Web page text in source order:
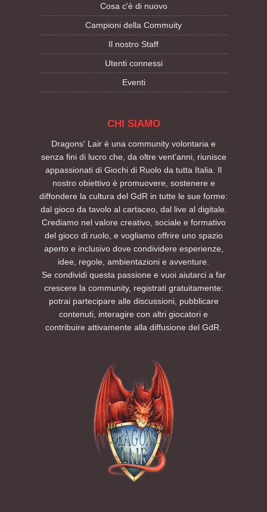
Cosa c'è di nuovo
Campioni della Commuity
Il nostro Staff
Utenti connessi
Eventi
CHI SIAMO
Dragons' Lair è una community volontaria e
senza fini di lucro che, da oltre vent’anni, riunisce
appassionati di Giochi di Ruolo da tutta Italia. Il
nostro obiettivo è promuovere, sostenere e
diffondere la cultura del GdR in tutte le sue forme:
dal gioco da tavolo al cartaceo, dal live al digitale.
Crediamo nel valore creativo, sociale e formativo
del gioco di ruolo, e vogliamo offrire uno spazio
aperto e inclusivo dove condividere esperienze,
idee, regole, ambientazioni e avventure.
Se condividi questa passione e vuoi aiutarci a far
crescere la community, registrati gratuitamente:
potrai partecipare alle discussioni, pubblicare
contenuti, interagire con altri giocatori e
contribuire attivamente alla diffusione del GdR.